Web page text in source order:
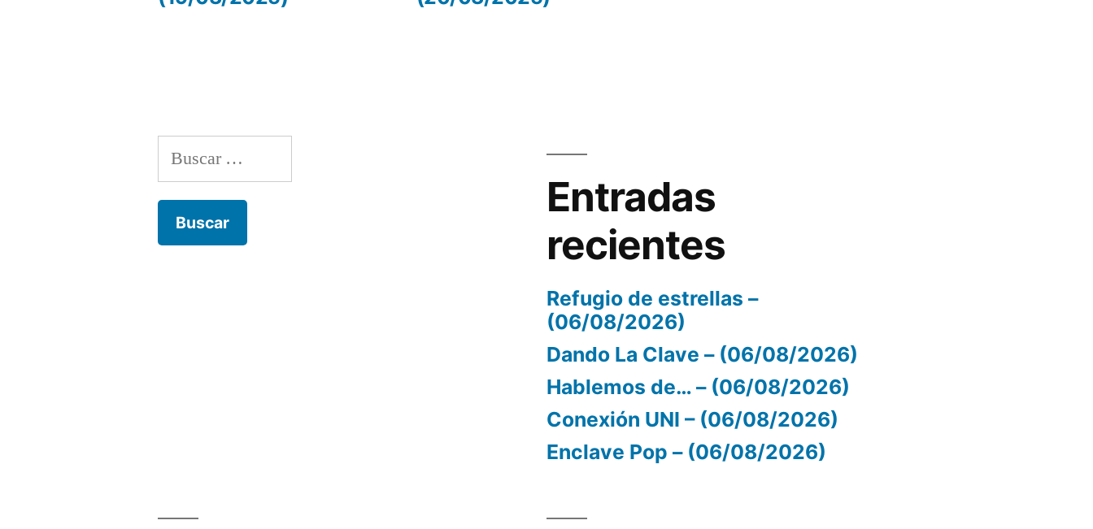
Buscar:
Entradas
recientes
Refugio de estrellas –
(06/08/2026)
Dando La Clave – (06/08/2026)
Hablemos de… – (06/08/2026)
Conexión UNI – (06/08/2026)
Enclave Pop – (06/08/2026)